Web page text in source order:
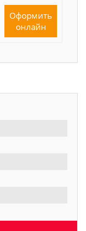
Оформить
онлайн